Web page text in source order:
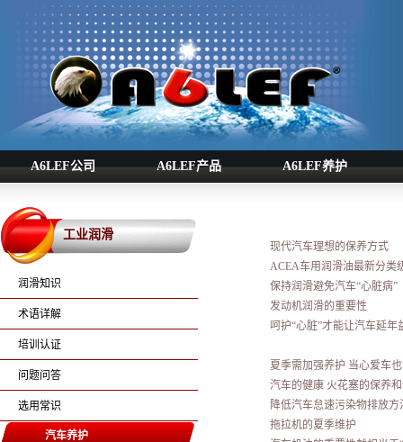
A6LEF公司 A6LEF产品 A6LEF养护
工业润滑
润滑知识
术语详解
培训认证
问题问答
选用常识
汽车养护
现代汽车理想的保养方式
ACEA车用润滑油最新分类
保持润滑避免汽车“心脏病”
发动机润滑的重要性
呵护“心脏”才能让汽车延年
夏季需加强养护 当心爱车也
汽车的健康 火花塞的保养
降低汽车怠速污染物排放方
拖拉机的夏季维护